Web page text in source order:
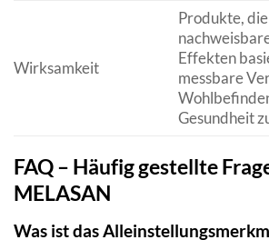
Wirksamkeit
Produkte,
Effekten
messbare
Gesundheit
FAQ – Häufig gestellte
MELASAN
Was ist das